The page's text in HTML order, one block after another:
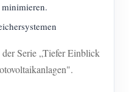
Serie „Tiefer Einblick